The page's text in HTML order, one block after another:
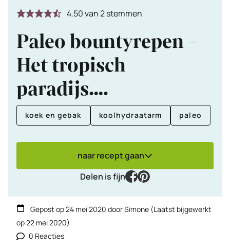
4.50van2stemmen
Paleo bountyrepen –
Het tropisch
paradijs….
koek en gebak koolhydraatarm paleo
naar recept gaan
Delen is fijn
facebook
pinterest
Gepost op24 mei 2020 doorSimone (Laatst bijgewerkt
op22 mei 2020)
0 Reacties